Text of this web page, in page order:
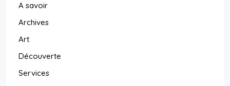
A savoir
Archives
Art
Découverte
Services